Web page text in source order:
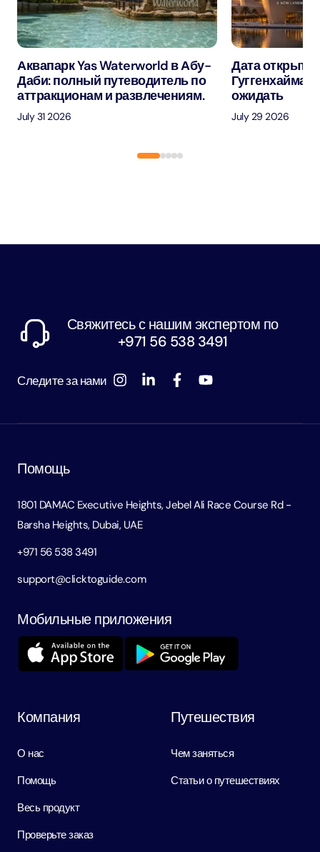
Аквапарк Yas Waterworld в Абу-
Даби: полный путеводитель по
аттракционам и развлечениям.
July 31 2026
Дата
Гуггенхайма
ожидать
July 29 2026
Свяжитесь с нашим экспертом по
+971 56 538 3491
Следите за нами
Помощь
1801 DAMAC Executive Heights, Jebel Ali Race Course Rd -
Barsha Heights, Dubai, UAE
+971 56 538 3491
support@clicktoguide.com
Мобильные приложения
Компания
О нас
Помощь
Весь продукт
Проверьте заказ
Путешествия
Чем заняться
Статьи о путешествиях